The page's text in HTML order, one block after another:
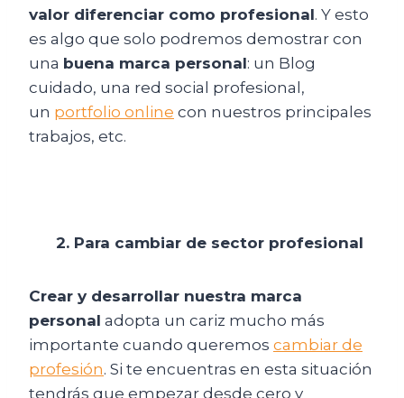
valor diferenciar como profesional. Y esto
es algo que solo podremos demostrar con
una buena marca personal: un Blog
cuidado, una red social profesional,
un portfolio online con nuestros principales
trabajos, etc.
2. Para cambiar de sector profesional
Crear y desarrollar nuestra marca
personal adopta un cariz mucho más
importante cuando queremos cambiar de
profesión. Si te encuentras en esta situación
tendrás que empezar desde cero y